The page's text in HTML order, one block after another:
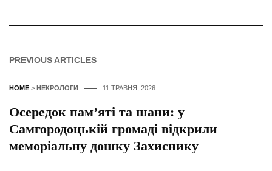
PREVIOUS ARTICLES
HOME > НЕКРОЛОГИ 11 ТРАВНЯ, 2026
Осередок пам’яті та шани: у
Самгородоцькій громаді відкрили
меморіальну дошку Захиснику